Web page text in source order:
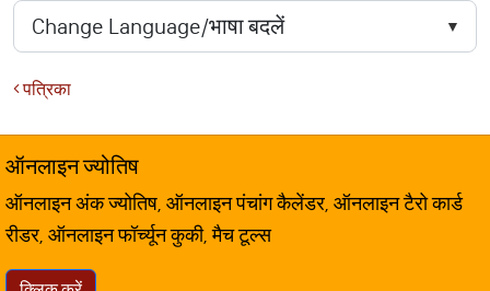
पत्रिका
ऑनलाइन ज्योतिष
ऑनलाइन अंक ज्योतिष, ऑनलाइन पंचांग कैलेंडर, ऑनलाइन टैरो कार्ड
रीडर, ऑनलाइन फॉर्च्यून कुकी, मैच टूल्स